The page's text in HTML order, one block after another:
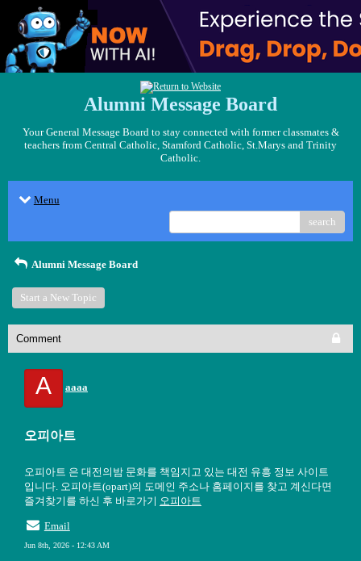
Alumni Message Board
Your General Message Board to stay connected with former classmates &
teachers from Central Catholic, Stamford Catholic, St.Marys and Trinity
Catholic.
Menu
search
Alumni Message Board
Start a New Topic
Comment
A aaaa
오피아트
오피아트 은 대전의밤 문화를 책임지고 있는 대전 유흥 정보 사이트
입니다. 오피아트(opart)의 도메인 주소나 홈페이지를 찾고 계신다면
즐겨찾기를 하신 후 바로가기 오피아트
Email
Jun 8th, 2026 - 12:43 AM